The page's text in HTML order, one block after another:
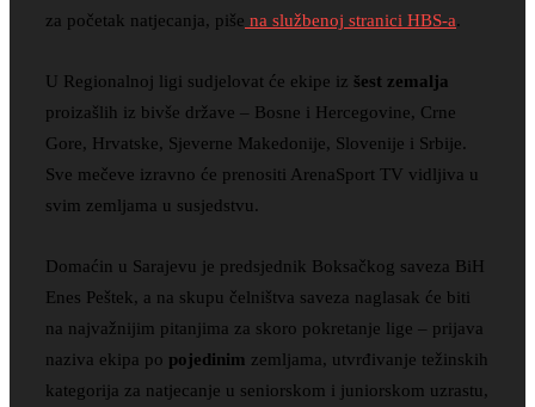
za početak natjecanja, piše na službenoj stranici HBS-a.
U Regionalnoj ligi sudjelovat će ekipe iz šest zemalja
proizašlih iz bivše države – Bosne i Hercegovine, Crne
Gore, Hrvatske, Sjeverne Makedonije, Slovenije i Srbije.
Sve mečeve izravno će prenositi ArenaSport TV vidljiva u
svim zemljama u susjedstvu.
Domaćin u Sarajevu je predsjednik Boksačkog saveza BiH
Enes Peštek, a na skupu čelništva saveza naglasak će biti
na najvažnijim pitanjima za skoro pokretanje lige – prijava
naziva ekipa po pojedinim zemljama, utvrđivanje težinskih
kategorija za natjecanje u seniorskom i juniorskom uzrastu,